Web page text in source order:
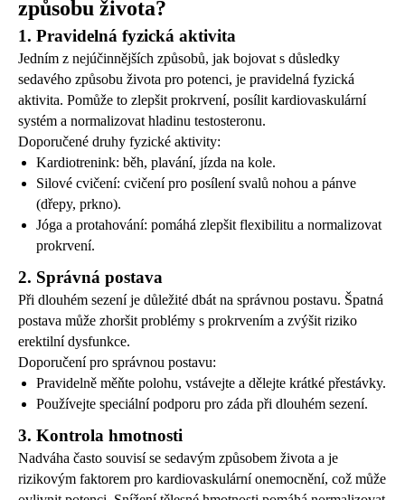
způsobu života?
1. Pravidelná fyzická aktivita
Jedním z nejúčinnějších způsobů, jak bojovat s důsledky
sedavého způsobu života pro potenci, je pravidelná fyzická
aktivita. Pomůže to zlepšit prokrvení, posílit kardiovaskulární
systém a normalizovat hladinu testosteronu.
Doporučené druhy fyzické aktivity:
Kardiotrenink: běh, plavání, jízda na kole.
Silové cvičení: cvičení pro posílení svalů nohou a pánve
(dřepy, prkno).
Jóga a protahování: pomáhá zlepšit flexibilitu a normalizovat
prokrvení.
2. Správná postava
Při dlouhém sezení je důležité dbát na správnou postavu. Špatná
postava může zhoršit problémy s prokrvením a zvýšit riziko
erektilní dysfunkce.
Doporučení pro správnou postavu:
Pravidelně měňte polohu, vstávejte a dělejte krátké přestávky.
Používejte speciální podporu pro záda při dlouhém sezení.
3. Kontrola hmotnosti
Nadváha často souvisí se sedavým způsobem života a je
rizikovým faktorem pro kardiovaskulární onemocnění, což může